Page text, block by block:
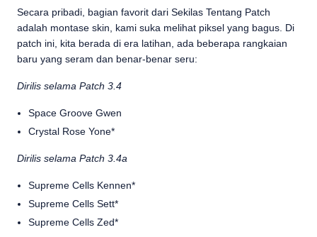
Secara pribadi, bagian favorit dari Sekilas Tentang Patch
adalah montase skin, kami suka melihat piksel yang bagus. Di
patch ini, kita berada di era latihan, ada beberapa rangkaian
baru yang seram dan benar-benar seru:
Dirilis selama Patch 3.4
Space Groove Gwen
Crystal Rose Yone*
Dirilis selama Patch 3.4a
Supreme Cells Kennen*
Supreme Cells Sett*
Supreme Cells Zed*